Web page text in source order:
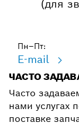
(для
Пн–Пт:
E-mail
ЧАСТО
Часто
нами услугах
поставке